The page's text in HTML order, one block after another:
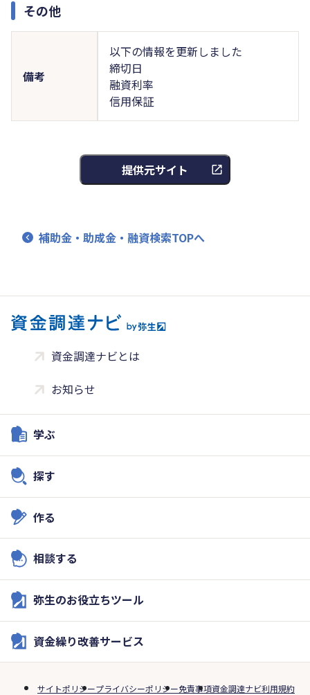
その他
備考
以下の情報を更新しました
締切日
融資利率
信用保証
提供元サイト
補助金・助成金・融資検索TOPへ
資金調達ナビとは
お知らせ
学ぶ
探す
作る
相談する
弥生のお役立ちツール
資金繰り改善サービス
サイトポリシープライバシーポリシー免責事項資金調達ナビ利用規約